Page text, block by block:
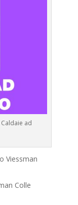
ad
Viessman
Colle